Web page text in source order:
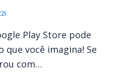
Play Store pode
que você imagina! Se
com…